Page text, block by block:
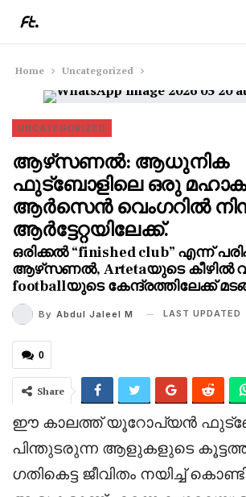
Home Uncategorized
UNCATEGORIZED
ആഴ്‌സണൽ: ആധുനിക
ഫുട്ബോളിലെ ഒരു
ആർസെൻ വെംഗറിൽ
ആർട്ടേറ്റയിലേക്ക്.
ഒരിക്കൽ “finished club” എന്ന്
ആഴ്‌സണൽ, Artetaയുടെ കീഴിൽ
footballയുടെ കേന്ദ്രത്തിലേക്ക്
By Abdul Jaleel M LAST UPDATED
0
Share
ഈ കാലത്ത് യൂറോപ്യൻ
പിന്തുടരുന്ന ആളുകളുടെ
ഗതികെട്ട ജീവിതം നയിച്ച്